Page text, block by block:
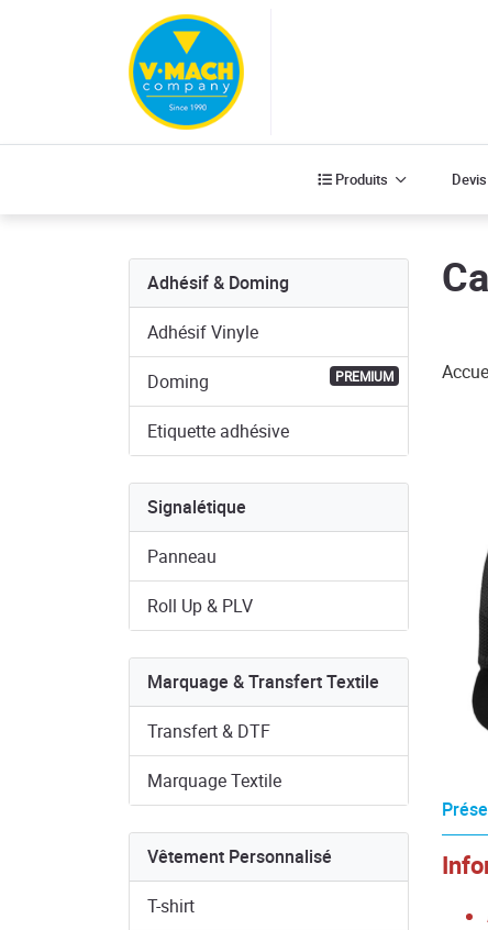
Produits
Produits
Adhésif & Doming
Adhésif Vinyle
Doming PREMIUM
Etiquette adhésive
Signalétique
Panneau
Roll Up & PLV
Marquage & Transfert Textile
Transfert & DTF
Marquage Textile
Vêtement Personnalisé
T-shirt